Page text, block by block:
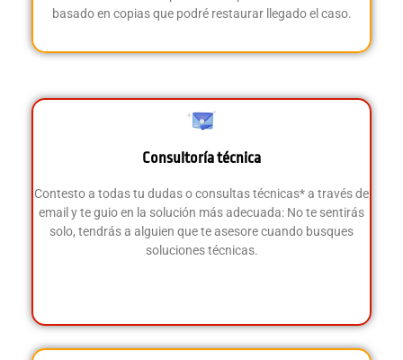
basado en copias que podré restaurar llegado el caso.
Consultoría técnica
Contesto a todas tu dudas o consultas técnicas* a través de
email y te guio en la solución más adecuada: No te sentirás
solo, tendrás a alguien que te asesore cuando busques
soluciones técnicas.